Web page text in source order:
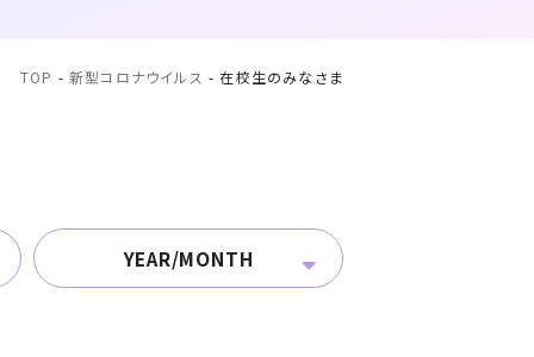
TOP - 新型コロナウイルス -在校生のみなさま
YEAR/MONTH